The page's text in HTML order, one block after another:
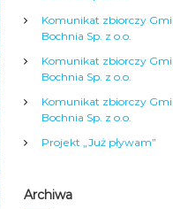
Komunikat zbiorczy
Bochnia Sp. z o.o.
Komunikat zbiorczy
Bochnia Sp. z o.o.
Komunikat zbiorczy
Bochnia Sp. z o.o.
Projekt „Już pływam”
Archiwa